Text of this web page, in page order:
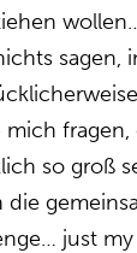
sagen,
so groß
die
just